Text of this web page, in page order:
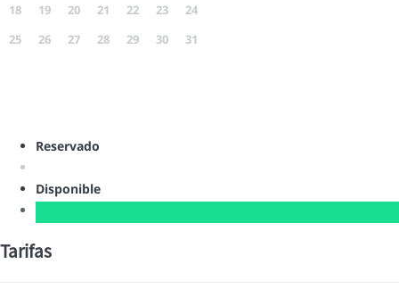
18
19 20 21 22 23
24
25
26 27 28 29 30 31
Reservado
Disponible
Tarifas